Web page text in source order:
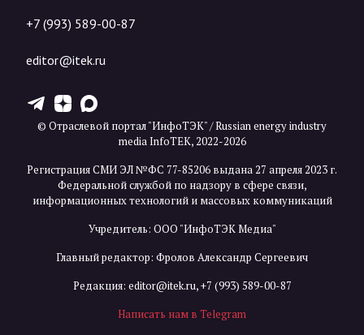
+7 (993) 589-00-87
editor@itek.ru
T Z X
© Отраслевой портал "ИнфоТЭК" / Russian energy industry
media InfoTEK, 2022-2026
Регистрация СМИ ЭЛ №ФС 77-85206 выдана 27 апреля 2023 г.
Федеральной службой по надзору в сфере связи,
информационных технологий и массовых коммуникаций
Учредитель: ООО "ИнфоТЭК Медиа"
Главный редактор: Фролов Александр Сергеевич
Редакция: editor@itek.ru,+7 (993) 589-00-87
Написать нам в Telegram